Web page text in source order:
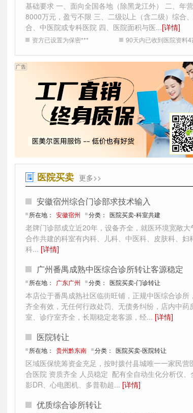
基础要求 一、面向全国各地（除黑龙江外） 二、年
8000万元，盈亏不限 三、二级以上（含二级）综合
合、中医院或专科医院 四、医院面积与医...[详情]
资方已设置为保密*** 90天内已收到医院资料4
医院买卖 更多>>
安徽宿州综合门诊部求技术输入
所在地： 安徽宿州 分类： 医院买卖-科室共建
老牌门诊部成立近20年，设备齐全，就医环境宽敞大
合作共建的科室有内科、儿科、中医科、皮肤科、妇
科... [详情]
广州番禺成熟中医综合诊所转让客源稳定
所在地： 广东广州 分类： 医院买卖-门诊转让
本店位于番禺成熟社区临街旺铺，正规中医综合诊所
齐全有效，无任何行政处罚、无债务纠纷，店内中药
室、诊疗室齐全，长期稳定老客源，经... [详情]
医院转让
所在地： 贵州黔东南 分类： 医院买卖-医院转让
区域医保统筹资金充足，按时拨付县城唯一一家民营
合医院 资质齐全 人员稳定 配有全自动生化分析仪、
影DR、心电图机、多普勒超... [详情]
优质综合诊所转让